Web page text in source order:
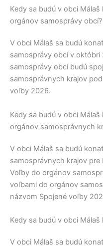
Kedy sa budú v obci
orgánov samosprávy obcí?
V obci Málaš sa budú
samosprávy obcí v
samosprávy obcí budú
samosprávnych krajov
voľby 2026.
Kedy sa budú v obci
orgánov samosprávnych
V obci Málaš sa budú
samosprávnych krajov pre
Voľby do orgánov
voľbami do orgánov
názvom Spojené voľby
Kedy sa budú v obci
V obci Málaš sa budú